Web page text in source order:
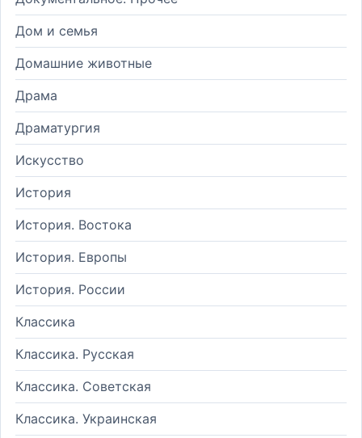
Дом и семья
Домашние животные
Драма
Драматургия
Искусство
История
История. Востока
История. Европы
История. России
Классика
Классика. Русская
Классика. Советская
Классика. Украинская